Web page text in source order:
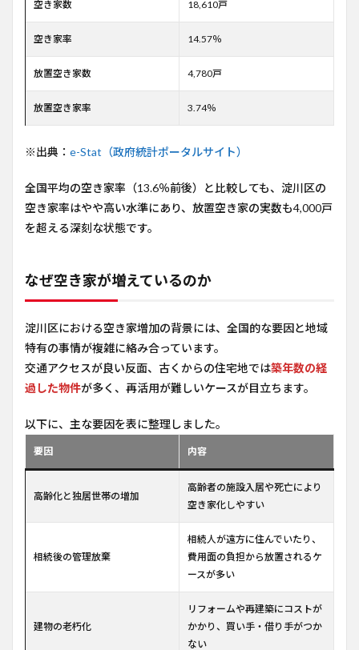
空き家数 18,610戸
空き家率 14.57％
放置空き家数 4,780戸
放置空き家率 3.74％
※出典： e-Stat（政府統計ポータルサイト）
全国平均の空き家率（13.6％前後）と比較しても、淀川区の
空き家率はやや高い水準にあり、放置空き家の実数も4,000戸
を超える深刻な状態です。
なぜ空き家が増えているのか
淀川区における空き家増加の背景には、全国的な要因と地域
特有の事情が複雑に絡み合っています。
交通アクセスが良い反面、古くからの住宅地では築年数の経
過した物件が多く、再活用が難しいケースが目立ちます。
以下に、主な要因を表に整理しました。
要因 内容
高齢化と独居世帯の増加
高齢者の施設入居や死亡により
空き家化しやすい
相続後の管理放棄
相続人が遠方に住んでいたり、
費用面の負担から放置されるケ
ースが多い
建物の老朽化
リフォームや再建築にコストが
かかり、買い手・借り手がつか
ない